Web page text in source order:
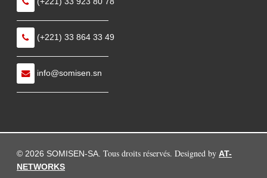
———————————
(+221) 33 864 33 49
———————————
info@somisen.sn
———————————
© 2026 SOMISEN-SA. Tous droits réservés. Designed by AT-
NETWORKS